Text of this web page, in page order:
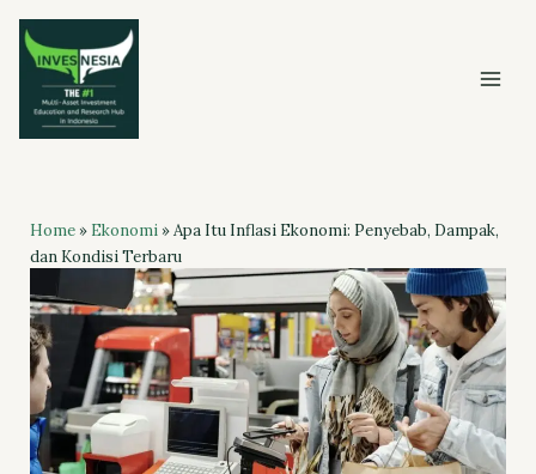
Skip
content
Home» Ekonomi»Apa Itu Inflasi Ekonomi: Penyebab, Dampak,
dan Kondisi Terbaru